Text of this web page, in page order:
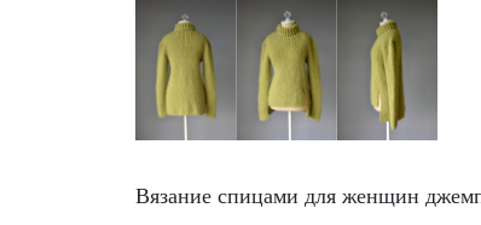
Вязание спицами для женщин